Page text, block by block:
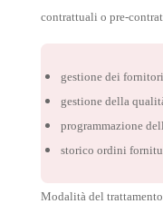
contrattuali o pre-
gestione dei
gestione della
programmazione
storico ordini
Modalità del